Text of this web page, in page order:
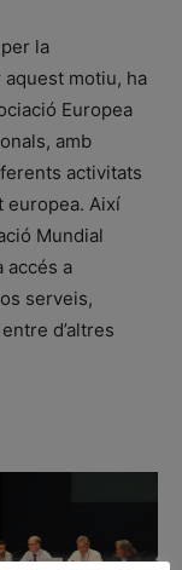
la
aquest motiu, ha
Europea
amb
activitats
europea. Així
Mundial
accés a
serveis,
d’altres